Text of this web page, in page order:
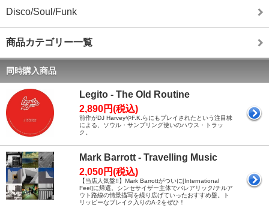
Disco/Soul/Funk
商品カテゴリー一覧
同時購入商品
Legito - The Old Routine
2,890円(税込)
前作がDJ HarveyやF.K.らにもプレイされたという注目株
による、ソウル・サンプリング使いのハウス・トラッ
ク。
Mark Barrott - Travelling Music
2,050円(税込)
【当店人気盤!!】Mark Barrottがついに[International
Feel]に帰還。シンセサイザー主体でバレアリック/チルア
ウト路線の情景描写を繰り広げていったおすすめ盤。ト
リッピーなブレイク入りのA-2をぜひ！